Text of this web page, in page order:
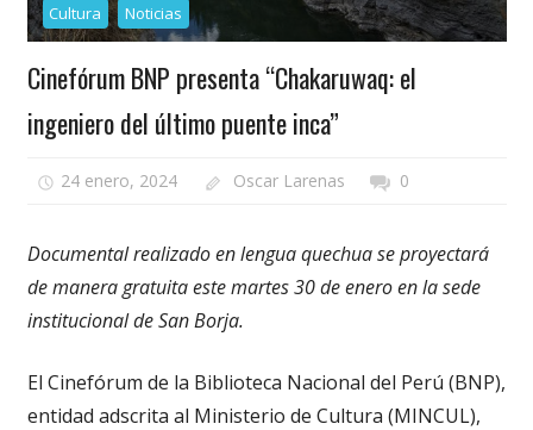
Cultura Noticias
Cinefórum BNP presenta “Chakaruwaq: el
ingeniero del último puente inca”
24 enero, 2024 Oscar Larenas 0
Documental realizado en lengua quechua se proyectará
de manera gratuita este martes 30 de enero en la sede
institucional de San Borja.
El Cinefórum de la Biblioteca Nacional del Perú (BNP),
entidad adscrita al Ministerio de Cultura (MINCUL),